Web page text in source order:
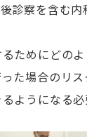
診察を含む
ためにどの
た場合のリス
ようになる必